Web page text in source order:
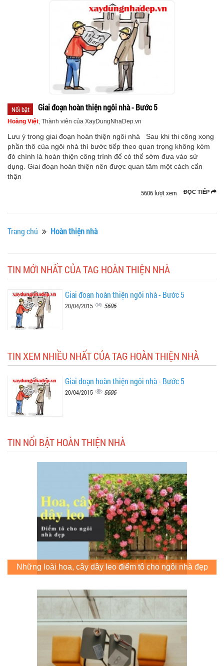
Nổi bật Giai đoạn hoàn thiện ngôi nhà - Bước 5
Hoàng Việt, Thành viên của XayDungNhaDep.vn
Lưu ý trong giai đoạn hoàn thiện ngôi nhà Sau khi thi công xong
phần thô của ngôi nhà thì bước tiếp theo quan trọng không kém
đó chính là hoàn thiện công trình để có thể sớm đưa vào sử
dụng. Giai đoạn hoàn thiện nên được quan tâm một cách cẩn
thận
ĐỌC TIẾP
5606 lượt xem
Trang chủ Hoàn thiện nhà
TIN MỚI NHẤT CỦA TAG HOÀN THIỆN NHÀ
Giai đoạn hoàn thiện ngôi nhà - Bước 5
20/04/2015 5606
TIN XEM NHIỀU NHẤT CỦA TAG HOÀN THIỆN NHÀ
Giai đoạn hoàn thiện ngôi nhà - Bước 5
20/04/2015 5606
TIN NỔI BẬT HOÀN THIỆN NHÀ
Những loài hoa, cây dây leo điểm tô cho ngôi nhà đẹp